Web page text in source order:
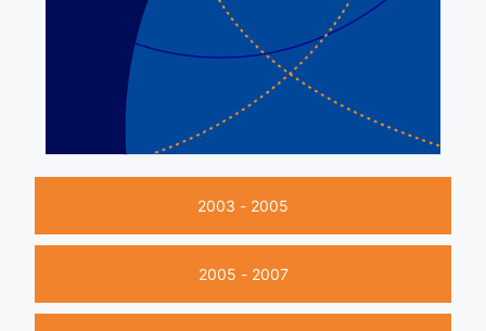
2003 - 2005
2005 - 2007